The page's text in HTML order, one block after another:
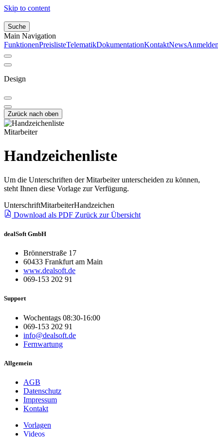
Skip to content
Suche
Main Navigation
FunktionenPreislisteTelematikDokumentationKontaktNews
Design
Zurück nach oben
Mitarbeiter
Handzeichenliste
Um die Unterschriften der Mitarbeiter unterscheiden zu können,
steht Ihnen diese Vorlage zur Verfügung.
UnterschriftMitarbeiterHandzeichen
Download als PDF Zurück zur Übersicht
dealSoft GmbH
Brönnerstraße 17
60433 Frankfurt am Main
www.dealsoft.de
069-153 202 91
Support
Wochentags 08:30-16:00
069-153 202 91
info@dealsoft.de
Fernwartung
Allgemein
AGB
Datenschutz
Impressum
Kontakt
Vorlagen
Videos